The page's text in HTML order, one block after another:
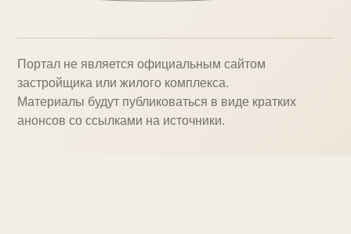
Портал не является официальным сайтом
застройщика или жилого комплекса.
Материалы будут публиковаться в виде кратких
анонсов со ссылками на источники.